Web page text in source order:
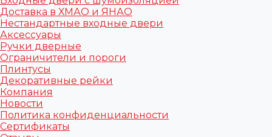
Доставка в ХМАО и ЯНАО
Нестандартные входные двери
Аксессуары
Ручки дверные
Ограничители и пороги
Плинтусы
Декоративные рейки
Компания
Новости
Политика конфиденциальности
Сертификаты